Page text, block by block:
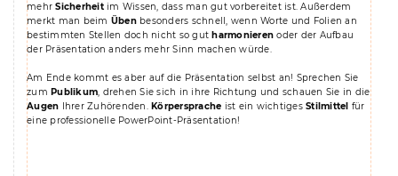
mehrSicherheit im Wissen, dass man gut vorbereitet ist. Außerdem
merkt man beim Üben besonders schnell, wenn Worte und Folien an
bestimmten Stellen doch nicht so gut harmonierenoder der Aufbau
der Präsentation anders mehr Sinn machen würde.
Am Ende kommt es aber auf die Präsentation selbst an! Sprechen Sie
zum Publikum, drehen Sie sich in ihre Richtung und schauen Sie in die
Augen
Ihrer Zuhörenden. Körpersprache ist ein wichtiges Stilmittel für
eine professionelle PowerPoint-Präsentation!